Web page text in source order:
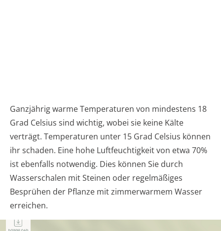
Ganzjährig warme Temperaturen von mindestens 18
Grad Celsius sind wichtig, wobei sie keine Kälte
verträgt. Temperaturen unter 15 Grad Celsius können
ihr schaden. Eine hohe Luftfeuchtigkeit von etwa 70%
ist ebenfalls notwendig. Dies können Sie durch
Wasserschalen mit Steinen oder regelmäßiges
Besprühen der Pflanze mit zimmerwarmem Wasser
erreichen.